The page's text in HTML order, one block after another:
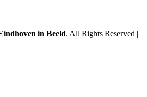
in Beeld. All Rights Reserved |